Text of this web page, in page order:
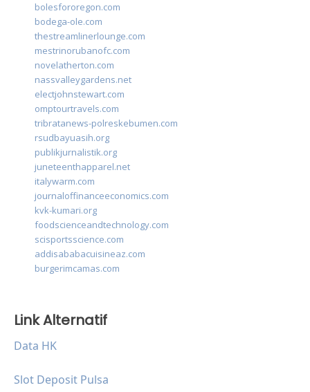
bolesfororegon.com
bodega-ole.com
thestreamlinerlounge.com
mestrinorubanofc.com
novelatherton.com
nassvalleygardens.net
electjohnstewart.com
omptourtravels.com
tribratanews-polreskebumen.com
rsudbayuasih.org
publikjurnalistik.org
juneteenthapparel.net
italywarm.com
journaloffinanceeconomics.com
kvk-kumari.org
foodscienceandtechnology.com
scisportsscience.com
addisababacuisineaz.com
burgerimcamas.com
Link Alternatif
Data HK
Slot Deposit Pulsa